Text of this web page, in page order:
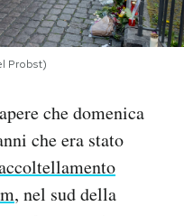
Probst)
che domenica
che era stato
, nel sud della